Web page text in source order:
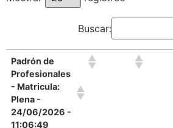
Buscar:
Padrón de
Profesionales
- Matricula:
Plena -
24/06/2026 -
11:06:49